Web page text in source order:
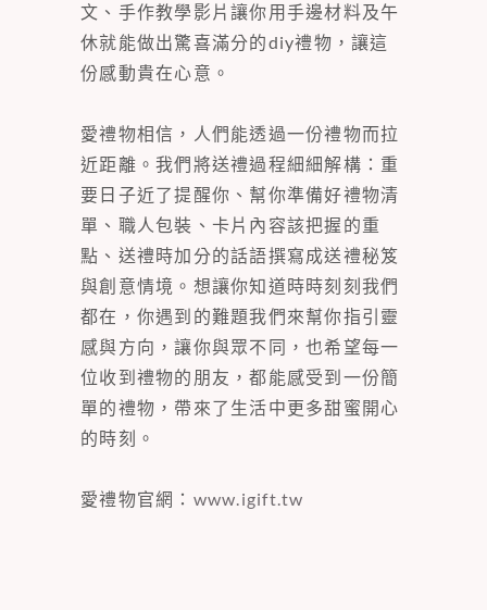
文、手作教學影片讓你用手邊材料及午
休就能做出驚喜滿分的diy禮物，讓這
份感動貴在心意。
愛禮物相信，人們能透過一份禮物而拉
近距離。我們將送禮過程細細解構：重
要日子近了提醒你、幫你準備好禮物清
單、職人包裝、卡片內容該把握的重
點、送禮時加分的話語撰寫成送禮秘笈
與創意情境。想讓你知道時時刻刻我們
都在，你遇到的難題我們來幫你指引靈
感與方向，讓你與眾不同，也希望每一
位收到禮物的朋友，都能感受到一份簡
單的禮物，帶來了生活中更多甜蜜開心
的時刻。
愛禮物官網： www.igift.tw